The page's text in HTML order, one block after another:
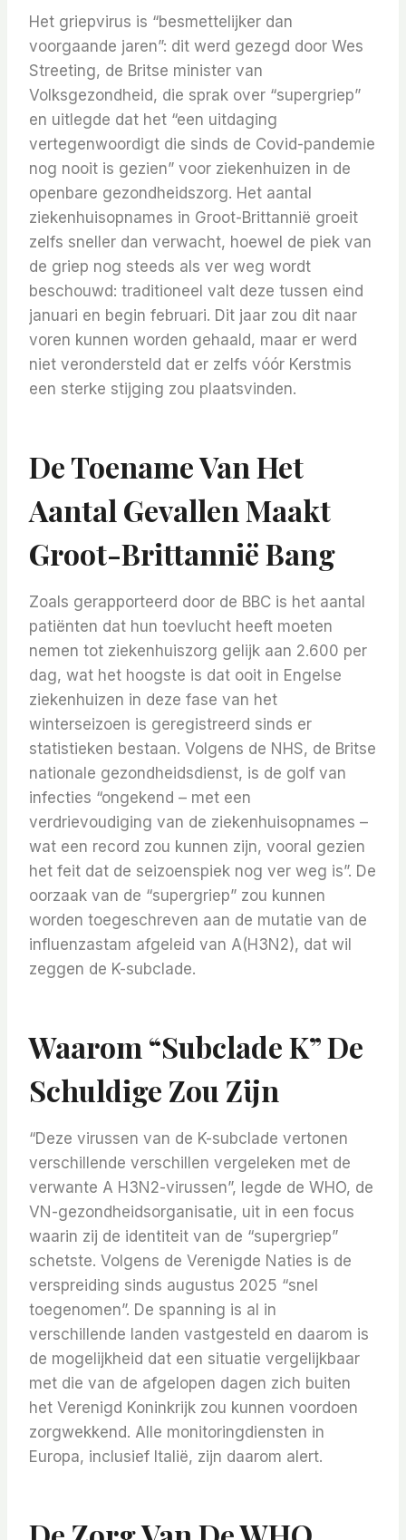
Het griepvirus is “besmettelijker dan
voorgaande jaren”: dit werd gezegd door Wes
Streeting, de Britse minister van
Volksgezondheid, die sprak over “supergriep”
en uitlegde dat het “een uitdaging
vertegenwoordigt die sinds de Covid-pandemie
nog nooit is gezien” voor ziekenhuizen in de
openbare gezondheidszorg. Het aantal
ziekenhuisopnames in Groot-Brittannië groeit
zelfs sneller dan verwacht, hoewel de piek van
de griep nog steeds als ver weg wordt
beschouwd: traditioneel valt deze tussen eind
januari en begin februari. Dit jaar zou dit naar
voren kunnen worden gehaald, maar er werd
niet verondersteld dat er zelfs vóór Kerstmis
een sterke stijging zou plaatsvinden.
De Toename Van Het
Aantal Gevallen Maakt
Groot-Brittannië Bang
Zoals gerapporteerd door de BBC is het aantal
patiënten dat hun toevlucht heeft moeten
nemen tot ziekenhuiszorg gelijk aan 2.600 per
dag, wat het hoogste is dat ooit in Engelse
ziekenhuizen in deze fase van het
winterseizoen is geregistreerd sinds er
statistieken bestaan. Volgens de NHS, de Britse
nationale gezondheidsdienst, is de golf van
infecties “ongekend – met een
verdrievoudiging van de ziekenhuisopnames –
wat een record zou kunnen zijn, vooral gezien
het feit dat de seizoenspiek nog ver weg is”. De
oorzaak van de “supergriep” zou kunnen
worden toegeschreven aan de mutatie van de
influenzastam afgeleid van A(H3N2), dat wil
zeggen de K-subclade.
Waarom “subclade K” De
Schuldige Zou Zijn
“Deze virussen van de K-subclade vertonen
verschillende verschillen vergeleken met de
verwante A H3N2-virussen”, legde de WHO, de
VN-gezondheidsorganisatie, uit in een focus
waarin zij de identiteit van de “supergriep”
schetste. Volgens de Verenigde Naties is de
verspreiding sinds augustus 2025 “snel
toegenomen”. De spanning is al in
verschillende landen vastgesteld en daarom is
de mogelijkheid dat een situatie vergelijkbaar
met die van de afgelopen dagen zich buiten
het Verenigd Koninkrijk zou kunnen voordoen
zorgwekkend. Alle monitoringdiensten in
Europa, inclusief Italië, zijn daarom alert.